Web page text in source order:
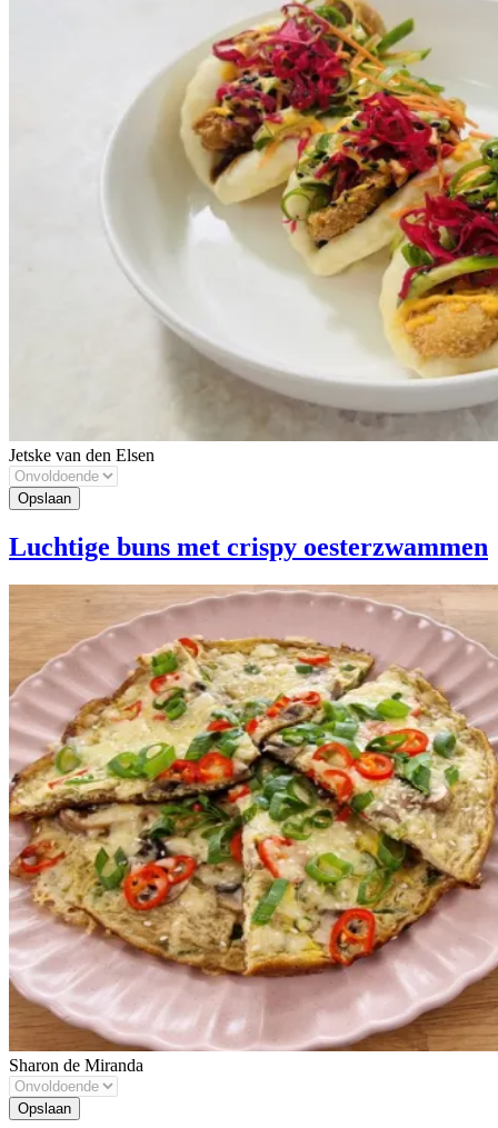
Jetske van den Elsen
Luchtige buns met crispy oesterzwammen
Sharon de Miranda